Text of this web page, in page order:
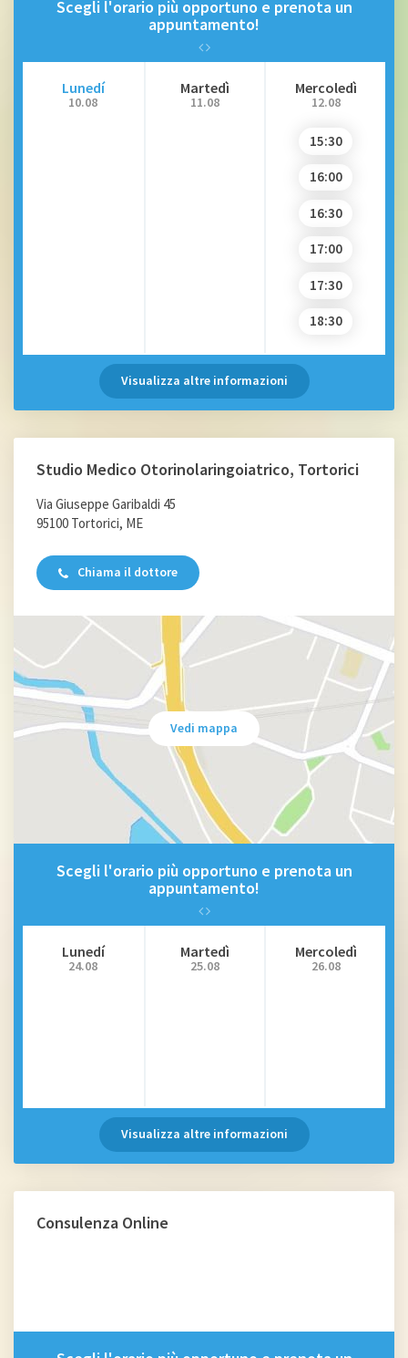
Scegli l'orario più opportuno e prenota un
appuntamento!
Lunedí
10.08
Martedì
11.08
Mercoledì
12.08
15:30
16:00
16:30
17:00
17:30
18:30
Visualizza altre informazioni
Studio Medico Otorinolaringoiatrico, Tortorici
Via Giuseppe Garibaldi 45
95100 Tortorici, ME
Chiama il dottore
Vedi mappa
Scegli l'orario più opportuno e prenota un
appuntamento!
Lunedí
24.08
Martedì
25.08
Mercoledì
26.08
Visualizza altre informazioni
Consulenza Online